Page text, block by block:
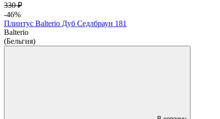
330 ₽
-46%
Плинтус Balterio Дуб Седлбраун 181
Balterio
(Бельгия)